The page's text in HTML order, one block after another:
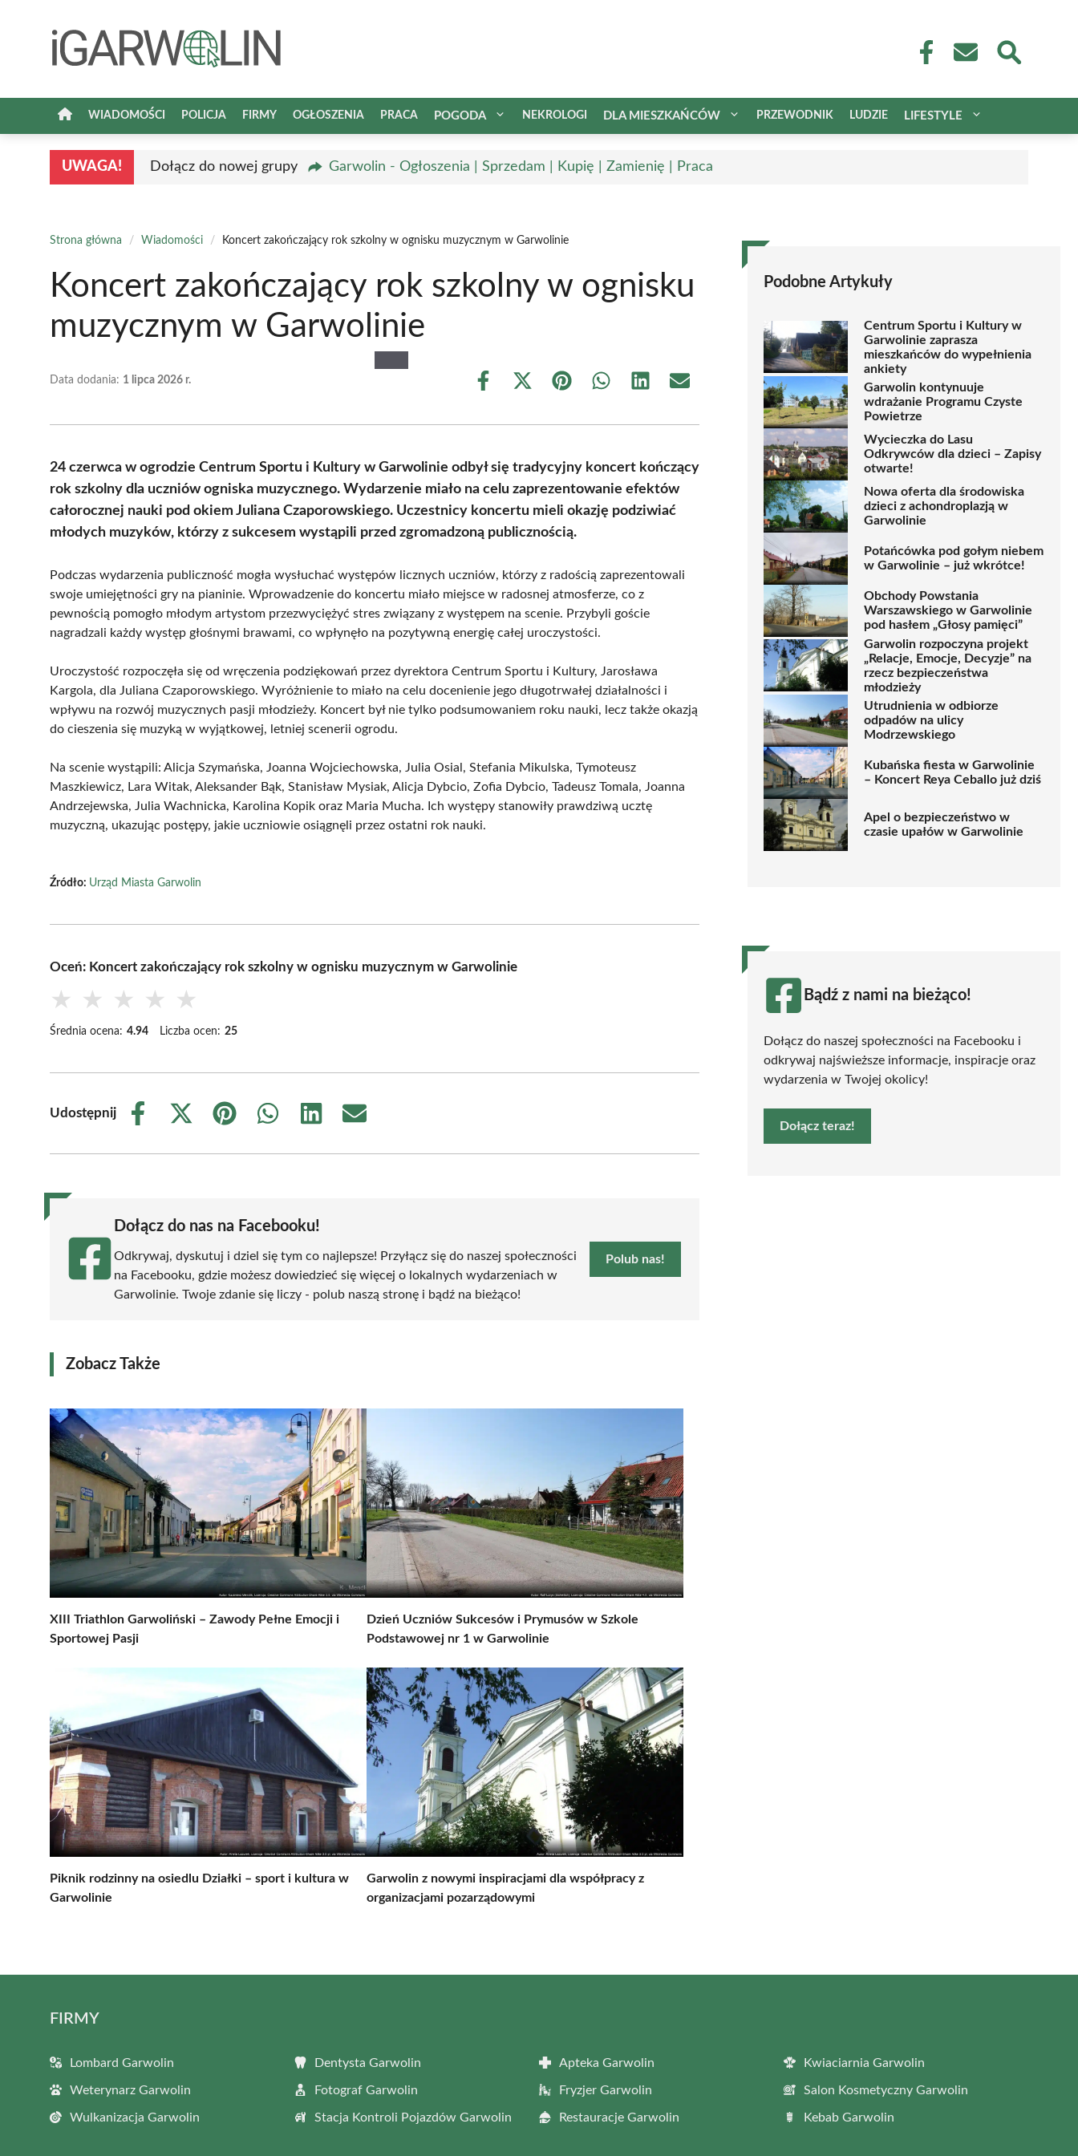
WIADOMOŚCI POLICJA FIRMY OGŁOSZENIA PRACA POGODA NEKROLOGI DLA MIESZKAŃCÓW PRZEWODNIK LUDZIE LIFESTYLE
UWAGA! Dołącz do nowej grupy Garwolin - Ogłoszenia | Sprzedam | Kupię | Zamienię | Praca
Strona główna / Wiadomości / Koncert zakończający rok szkolny w ognisku muzycznym w Garwolinie
Koncert zakończający rok szkolny w ognisku
muzycznym w Garwolinie
Data dodania: 1 lipca 2026 r.
Share
Share
(Twitter)
Share Share Share Share
24 czerwca w ogrodzie Centrum Sportu i Kultury w Garwolinie odbył się tradycyjny koncert kończący
rok szkolny dla uczniów ogniska muzycznego. Wydarzenie miało na celu zaprezentowanie efektów
całorocznej nauki pod okiem Juliana Czaporowskiego. Uczestnicy koncertu mieli okazję podziwiać
młodych muzyków, którzy z sukcesem wystąpili przed zgromadzoną publicznością.
Podczas wydarzenia publiczność mogła wysłuchać występów licznych uczniów, którzy z radością zaprezentowali
swoje umiejętności gry na pianinie. Wprowadzenie do koncertu miało miejsce w radosnej atmosferze, co z
pewnością pomogło młodym artystom przezwyciężyć stres związany z występem na scenie. Przybyli goście
nagradzali każdy występ głośnymi brawami, co wpłynęło na pozytywną energię całej uroczystości.
Uroczystość rozpoczęła się od wręczenia podziękowań przez dyrektora Centrum Sportu i Kultury, Jarosława
Kargola, dla Juliana Czaporowskiego. Wyróżnienie to miało na celu docenienie jego długotrwałej działalności i
wpływu na rozwój muzycznych pasji młodzieży. Koncert był nie tylko podsumowaniem roku nauki, lecz także okazją
do cieszenia się muzyką w wyjątkowej, letniej scenerii ogrodu.
Na scenie wystąpili: Alicja Szymańska, Joanna Wojciechowska, Julia Osial, Stefania Mikulska, Tymoteusz
Maszkiewicz, Lara Witak, Aleksander Bąk, Stanisław Mysiak, Alicja Dybcio, Zofia Dybcio, Tadeusz Tomala, Joanna
Andrzejewska, Julia Wachnicka, Karolina Kopik oraz Maria Mucha. Ich występy stanowiły prawdziwą ucztę
muzyczną, ukazując postępy, jakie uczniowie osiągnęli przez ostatni rok nauki.
Źródło: Urząd Miasta Garwolin
Oceń: Koncert zakończający rok szkolny w ognisku muzycznym w Garwolinie
★ ★ ★ ★ ★
Średnia ocena: 4.94 Liczba ocen: 25
Udostępnij
Share
Share
(Twitter)
Share
Share
Share
Share
Dołącz do nas na Facebooku!
Odkrywaj, dyskutuj i dziel się tym co najlepsze! Przyłącz się do naszej społeczności
na Facebooku, gdzie możesz dowiedzieć się więcej o lokalnych wydarzeniach w
Garwolinie. Twoje zdanie się liczy - polub naszą stronę i bądź na bieżąco!
Polub nas!
Zobacz Także
XIII Triathlon Garwoliński – Zawody Pełne Emocji i
Sportowej Pasji
Dzień Uczniów Sukcesów i Prymusów w Szkole
Podstawowej nr 1 w Garwolinie
Piknik rodzinny na osiedlu Działki – sport i kultura w
Garwolinie
Garwolin z nowymi inspiracjami dla współpracy z
organizacjami pozarządowymi
Podobne Artykuły
Centrum Sportu i Kultury w
Garwolinie zaprasza
mieszkańców do wypełnienia
ankiety
Garwolin kontynuuje
wdrażanie Programu Czyste
Powietrze
Wycieczka do Lasu
Odkrywców dla dzieci – Zapisy
otwarte!
Nowa oferta dla środowiska
dzieci z achondroplazją w
Garwolinie
Potańcówka pod gołym niebem
w Garwolinie – już wkrótce!
Obchody Powstania
Warszawskiego w Garwolinie
pod hasłem „Głosy pamięci”
Garwolin rozpoczyna projekt
„Relacje, Emocje, Decyzje” na
rzecz bezpieczeństwa
młodzieży
Utrudnienia w odbiorze
odpadów na ulicy
Modrzewskiego
Kubańska fiesta w Garwolinie
– Koncert Reya Ceballo już dziś
Apel o bezpieczeństwo w
czasie upałów w Garwolinie
Bądź z nami na bieżąco!
Dołącz do naszej społeczności na Facebooku i
odkrywaj najświeższe informacje, inspiracje oraz
wydarzenia w Twojej okolicy!
Dołącz teraz!
FIRMY
Lombard Garwolin Dentysta Garwolin Apteka Garwolin Kwiaciarnia Garwolin
Weterynarz Garwolin Fotograf Garwolin Fryzjer Garwolin Salon Kosmetyczny Garwolin
Wulkanizacja Garwolin Stacja Kontroli Pojazdów Garwolin Restauracje Garwolin Kebab Garwolin